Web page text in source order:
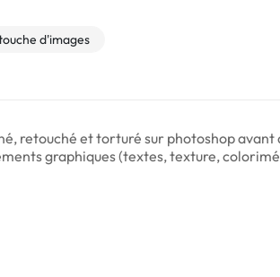
d'images
retouché et torturé sur photoshop
graphiques (textes, texture,